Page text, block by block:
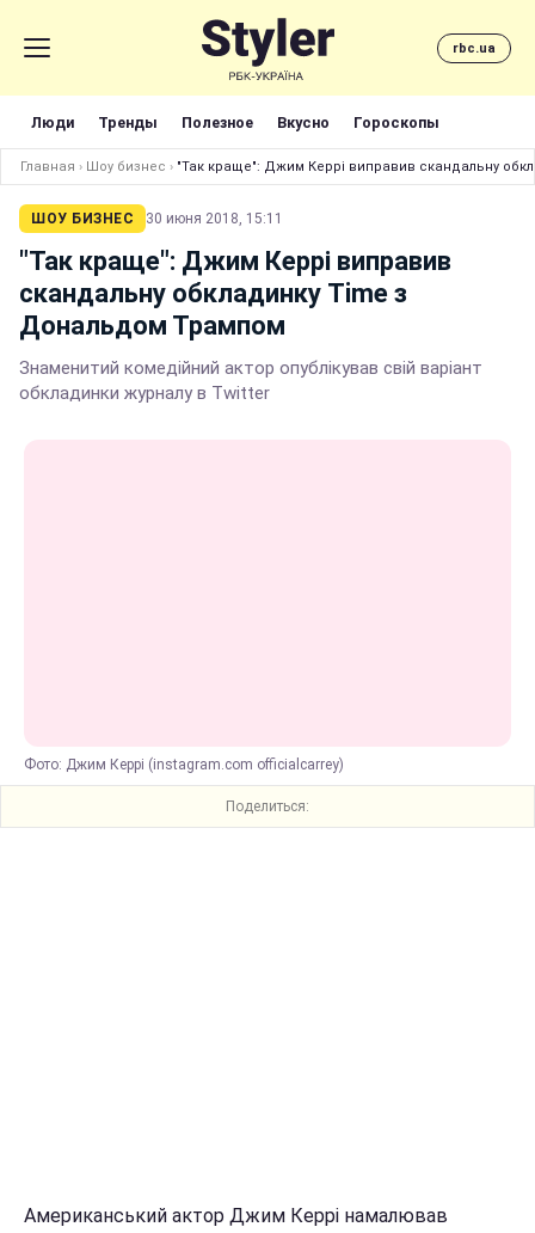
rbc.ua
Люди Тренды Полезное Вкусно Гороскопы
Главная › Шоу бизнес › "Так краще": Джим Керрі виправив скандальну
ШОУ БИЗНЕС 30 июня 2018, 15:11
"Так краще": Джим Керрі виправив
скандальну обкладинку Time з
Дональдом Трампом
Знаменитий комедійний актор опублікував свій варіант
обкладинки журналу в Twitter
Фото: Джим Керрі (instagram.com officialcarrey)
Поделиться:
Американський актор Джим Керрі намалював